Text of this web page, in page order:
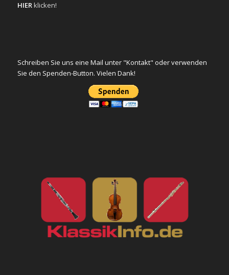
HIERklicken!
Schreiben Sie uns eine Mail unter "Kontakt" oder verwenden
Sie den Spenden-Button. Vielen Dank!